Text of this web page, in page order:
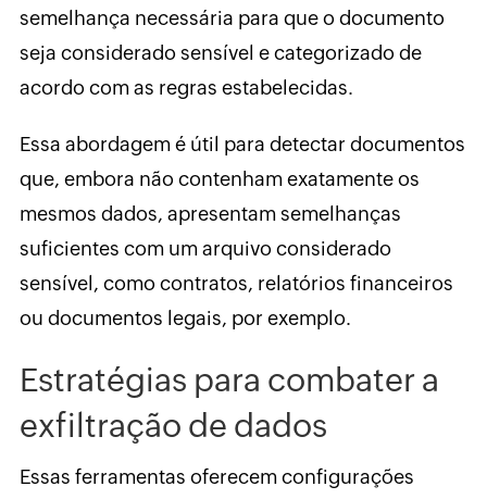
semelhança necessária para que o documento
seja considerado sensível e categorizado de
acordo com as regras estabelecidas.
Essa abordagem é útil para detectar documentos
que, embora não contenham exatamente os
mesmos dados, apresentam semelhanças
suficientes com um arquivo considerado
sensível, como contratos, relatórios financeiros
ou documentos legais, por exemplo.
Estratégias para combater a
exfiltração de dados
Essas ferramentas oferecem configurações